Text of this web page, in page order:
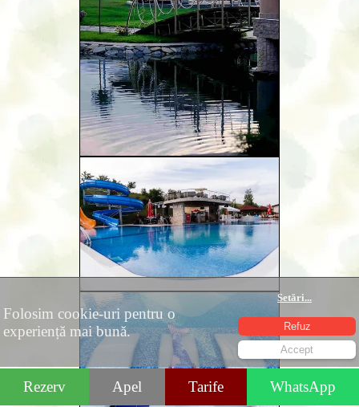
Rezerv Apel Tarife WhatsApp
Folosim cookie-uri pentru o
experiență mai bună.
Setări...
Refuz
Accept